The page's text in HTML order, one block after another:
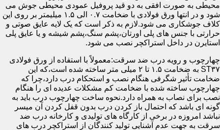
محیطی به صورت افقی به دو قید پروفیل عمودی محیطی جوش می
شود و در انتها ورق فولادی با ضخامت ۰.۷ الی ۱.۵ میلیمتر بر روی این
کلاف جوشکاری می شود.لازم به ذکر است که یک لایه عایق صوتی و
حرارتی با جنس های پلی اورتان،پشم سنگ،پشم شیشه و یا عایق پلی
استایرن در داخل استراکچر نصب می شود.
چهارچوب و رویه درب ضد سرقت:معمولاً با استفاده از ورق فولادی
ST۳۷ به ضخامت ۱.۵ تا ۲ میلی متر ساخته شده است،که این
ضخامت تأثیر شگرفی هنگام نصب و استحکام درب دارد،چرا که
چهارچوب ساخته شده با ضخامت کم مشکلات عدیده ای را هنگام
نصب برای نصاب به همراه دارد.نحوه ساخت چهارچوب درب باید به
گونه ای باشد که احتمال باز کردن درب بدون قفل کردن آن میسر
نباشد امروزه در برخی از کارگاه های تولیدی و کارخانه درب ضد
سرقت به جهت عدم آشنایی تولید کنندگان از استراکچر درب های